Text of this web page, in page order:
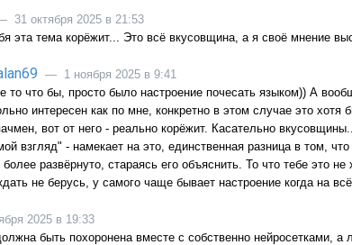
31 октября 2025 в 21:53
эта тема корёжит... Это всё вкусовщина, а я своё мнение
— 1 ноября 2025 в 9:41
то что бы, просто было настроение почесать языком)) А
интересен как по мне, конкретно в этом случае это хотя
вот от него - реально корёжит. Касательно
взгляд" - намекает на это, единственная разница в том,
более развёрнуто, стараясь его объяснить. То что тебе это не
не берусь, у самого чаще бывает настроение когда на
2025 в 19:33
быть похоронена вместе с собственно нейросетками, а